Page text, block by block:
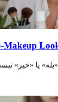
یا «خیر»